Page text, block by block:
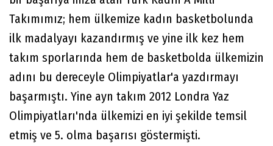
Takımımız; hem ülkemize kadın basketbolunda
ilk madalyayı kazandırmış ve yine ilk kez hem
takım sporlarında hem de basketbolda ülkemizin
adını bu dereceyle Olimpiyatlar'a yazdırmayı
başarmıştı. Yine ayn takım 2012 Londra Yaz
Olimpiyatları'nda ülkemizi en iyi şekilde temsil
etmiş ve 5. olma başarısı göstermişti.